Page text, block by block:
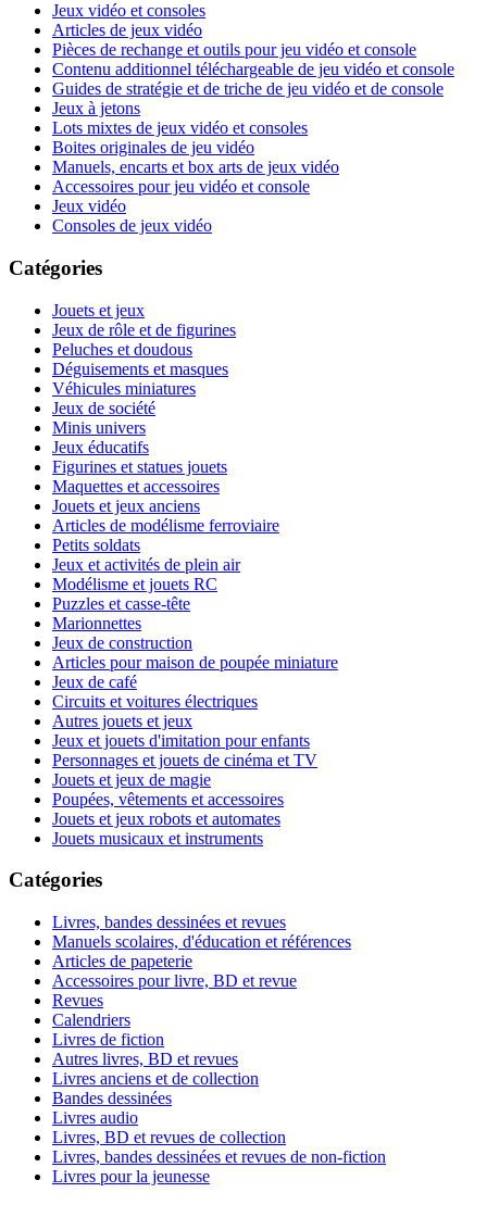
Jeux vidéo et consoles
Articles de jeux vidéo
Pièces de rechange et outils pour jeu vidéo et console
Contenu additionnel téléchargeable de jeu vidéo et console
Guides de stratégie et de triche de jeu vidéo et de console
Jeux à jetons
Lots mixtes de jeux vidéo et consoles
Boites originales de jeu vidéo
Manuels, encarts et box arts de jeux vidéo
Accessoires pour jeu vidéo et console
Jeux vidéo
Consoles de jeux vidéo
Catégories
Jouets et jeux
Jeux de rôle et de figurines
Peluches et doudous
Déguisements et masques
Véhicules miniatures
Jeux de société
Minis univers
Jeux éducatifs
Figurines et statues jouets
Maquettes et accessoires
Jouets et jeux anciens
Articles de modélisme ferroviaire
Petits soldats
Jeux et activités de plein air
Modélisme et jouets RC
Puzzles et casse-tête
Marionnettes
Jeux de construction
Articles pour maison de poupée miniature
Jeux de café
Circuits et voitures électriques
Autres jouets et jeux
Jeux et jouets d'imitation pour enfants
Personnages et jouets de cinéma et TV
Jouets et jeux de magie
Poupées, vêtements et accessoires
Jouets et jeux robots et automates
Jouets musicaux et instruments
Catégories
Livres, bandes dessinées et revues
Manuels scolaires, d'éducation et références
Articles de papeterie
Accessoires pour livre, BD et revue
Revues
Calendriers
Livres de fiction
Autres livres, BD et revues
Livres anciens et de collection
Bandes dessinées
Livres audio
Livres, BD et revues de collection
Livres, bandes dessinées et revues de non-fiction
Livres pour la jeunesse